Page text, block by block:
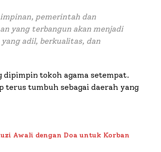
pemerintah dan
yang terbangun akan menjadi
adil, berkualitas, dan
dipimpin tokoh agama setempat.
terus tumbuh sebagai daerah yang
Awali dengan Doa untuk Korban